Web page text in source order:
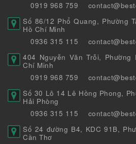
0919 968 759
Số 86/12 Phổ Quang, Phường
Hồ Chí Minh
0936 315 115
404 Nguyễn Văn Trỗi,
Chí Minh
0919 968 759
Số 30 Lô 14 Lê Hồng Phong,
Hải Phòng
0936 315 115
Số 24 đường B4, KDC 91B,
Cần Thơ